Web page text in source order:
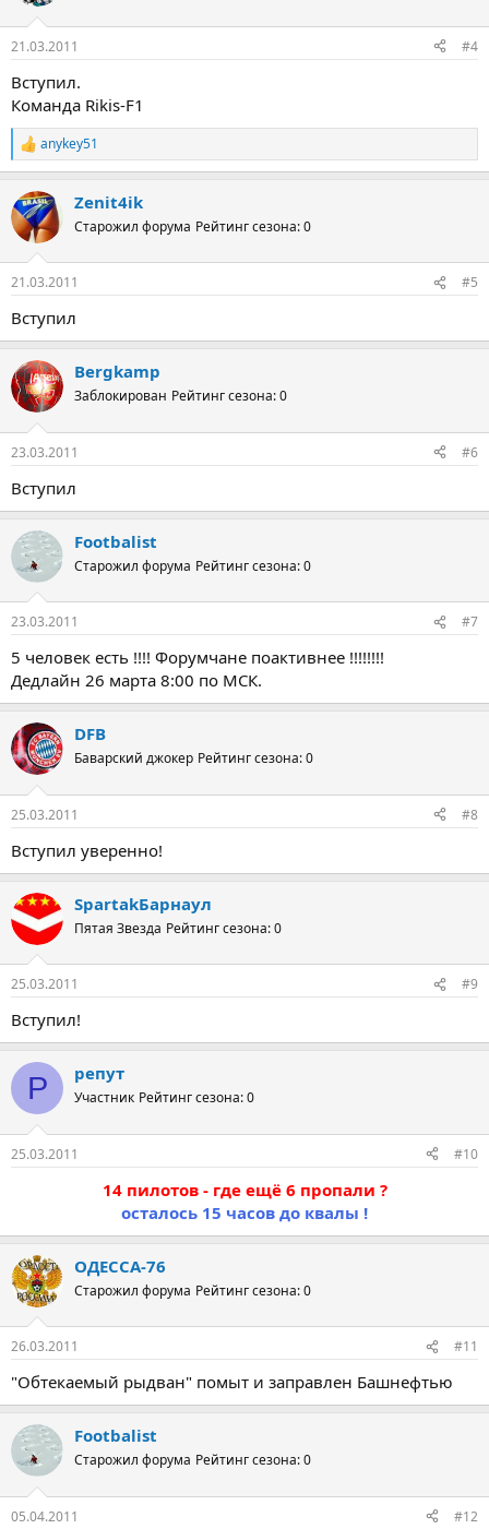
21.03.2011 #4
Вступил.
Команда Rikis-F1
Р
е
к
ц
и
anykey51
Zenit4ik
Старожил форума Рейтинг сезона: 0
21.03.2011 #5
Вступил
Bergkamp
Заблокирован Рейтинг сезона: 0
23.03.2011 #6
Вступил
Footbalist
Старожил форума Рейтинг сезона: 0
23.03.2011 #7
5 человек есть !!!! Форумчане поактивнее !!!!!!!!
Дедлайн 26 марта 8:00 по МСК.
DFB
Баварский джокер Рейтинг сезона: 0
25.03.2011 #8
Вступил уверенно!
SpartakБарнаул
Пятая Звезда Рейтинг сезона: 0
25.03.2011 #9
Вступил!
Р репут
Участник Рейтинг сезона: 0
25.03.2011 #10
14 пилотов - где ещё 6 пропали ?
осталось 15 часов до квалы !​
ОДЕССА-76
Старожил форума Рейтинг сезона: 0
26.03.2011 #11
"Обтекаемый рыдван" помыт и заправлен Башнефтью
Footbalist
Старожил форума Рейтинг сезона: 0
05.04.2011
#12